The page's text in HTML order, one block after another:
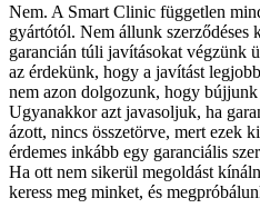
Nem. A Smart Clinic független
gyártótól. Nem állunk szerződéses
garancián túli javításokat végzünk
az érdekünk, hogy a javítást
nem azon dolgozunk, hogy
Ugyanakkor azt javasoljuk, ha
ázott, nincs összetörve, mert ezek
érdemes inkább egy garanciális
Ha ott nem sikerül megoldást
keress meg minket, és